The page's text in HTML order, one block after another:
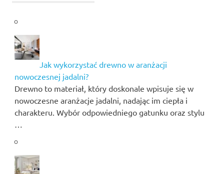
Jak wykorzystać drewno w aranżacji
nowoczesnej jadalni?
Drewno to materiał, który doskonale wpisuje się w
nowoczesne aranżacje jadalni, nadając im ciepła i
charakteru. Wybór odpowiedniego gatunku oraz stylu